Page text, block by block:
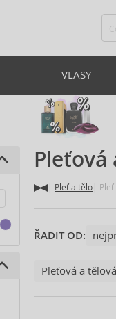
VLASY
Pleťová
Pleť a tělo
ŘADIT OD:
Pleťová a